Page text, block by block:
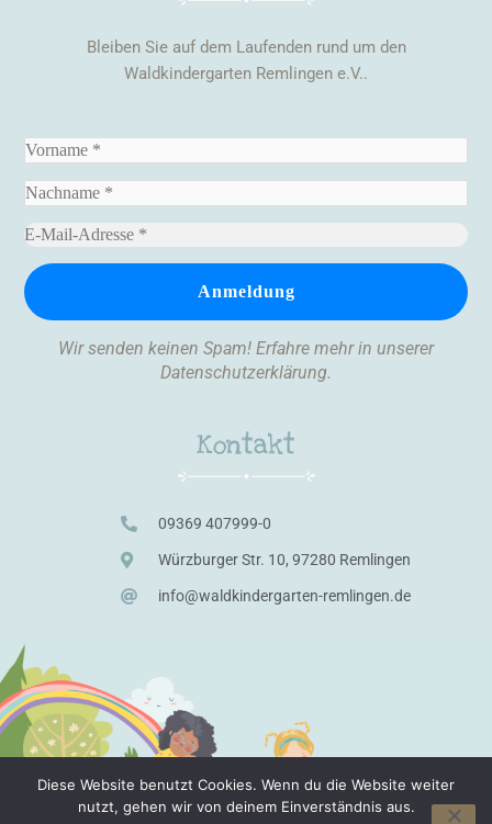
Bleiben Sie auf dem Laufenden rund um den
Waldkindergarten Remlingen e.V..
Wir senden keinen Spam! Erfahre mehr in unserer
Datenschutzerklärung.
Kontakt
09369 407999-0
Würzburger Str. 10, 97280 Remlingen
info@waldkindergarten-remlingen.de
Diese Website benutzt Cookies. Wenn du die Website weiter
nutzt, gehen wir von deinem Einverständnis aus.